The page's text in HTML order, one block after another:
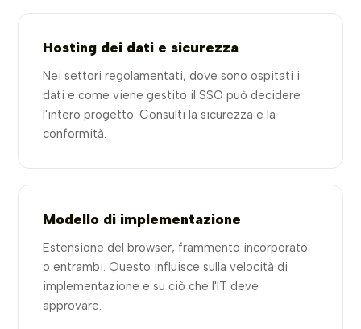
Hosting dei dati e sicurezza
Nei settori regolamentati, dove sono ospitati i
dati e come viene gestito il SSO può decidere
l'intero progetto. Consulti la sicurezza e la
conformità.
Modello di implementazione
Estensione del browser, frammento incorporato
o entrambi. Questo influisce sulla velocità di
implementazione e su ciò che l'IT deve
approvare.